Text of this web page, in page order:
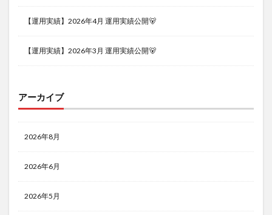
【運用実績】2026年4月 運用実績公開🐻
【運用実績】2026年3月 運用実績公開🐻
アーカイブ
2026年8月
2026年6月
2026年5月